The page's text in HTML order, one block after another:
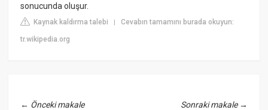
sonucunda oluşur.
Kaynak kaldırma talebi |Cevabın tamamını burada okuyun:
tr.wikipedia.org
← Önceki makale Sonraki makale→